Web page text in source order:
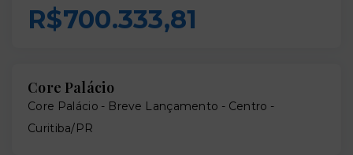
R$700.333,81
Core Palácio
Core Palácio - Breve Lançamento - Centro -
Curitiba/PR